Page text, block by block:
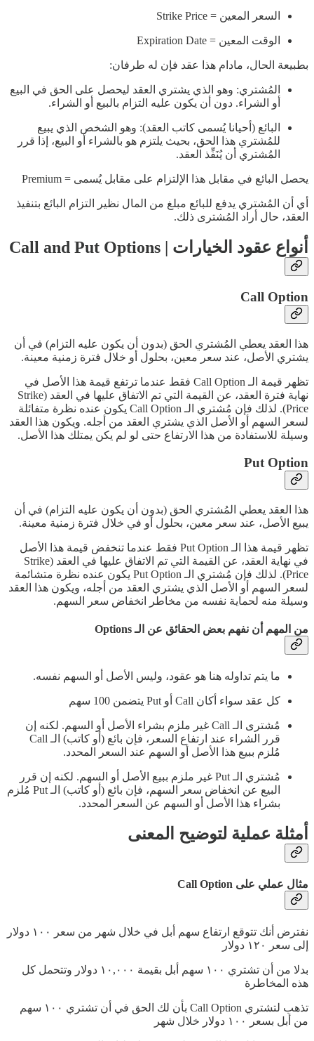
السعر المعين = Strike Price
الوقت المعين = Expiration Date
بطبيعة الحال، مادام هذا عقد فإن له طرفان:
المُشتري: وهو الذي يشتري العقد ليحصل على الحق في البيع
أو الشراء. دون أن يكون عليه التزام بالبيع أو الشراء.
البائع (أحيانا يُسمى كاتب العقد): وهو الشخص الذي يبيع
للمُشتري هذا الحق، بحيث يلتزم هو بالشراء أو البيع، إذا قرر
المُشتري أن يُنَفِّذ العقد.
يحصل البائع في مقابل هذا الإلتزام على مقابل يُسمى = Premium
أي أن المُشتري يدفع للبائع مبلغ من المال نظير التزام البائع بتنفيذ
العقد، حال أراد المُشترى ذلك.
أنواع عقود الخيارات | Call and Put Options
Call Option
هذا العقد يعطي المُشتري الحق (بدون أن يكون عليه التزام) في أن
يشتري الأصل، عند سعر معين، بحلول أو خلال فترة زمنية معينة.
تظهر قيمة الـ Call Option فقط عندما ترتفع قيمة هذا الأصل في
نهاية فترة العقد، عن القيمة التي تم الاتفاق عليها في العقد (Strike
Price). لذلك فإن مُشتري الـ Call Option يكون عنده نظرة متفائلة
لسعر السهم أو الأصل الذي يشتري العقد من أجله. ويكون هذا العقد
وسيلة للاستفادة من هذا الارتفاع حتى لو لم يكن يمتلك هذا الأصل.
Put Option
هذا العقد يعطي المُشتري الحق (بدون أن يكون عليه التزام) في أن
يبيع الأصل، عند سعر معين، بحلول أو في خلال فترة زمنية معينة.
تظهر قيمة هذا الـ Put Option فقط عندما تنخفض قيمة هذا الأصل
في نهاية العقد، عن القيمة التي تم الاتفاق عليها في العقد (Strike
Price). لذلك فإن مُشتري الـ Put Option يكون عنده نظرة متشائمة
لسعر السهم أو الأصل الذي يشتري العقد من أجله، ويكون هذا العقد
وسيلة منه لحماية نفسه من مخاطر انخفاض سعر السهم.
من المهم أن نفهم بعض الحقائق عن الـ Options
ما يتم تداوله هنا هو عقود، وليس الأصل أو السهم نفسه.
كل عقد سواء أكان Call أو Put يتضمن 100 سهم
مُشترى الـ Call غير ملزم بشراء الأصل أو السهم. لكنه إن
قرر الشراء عند ارتفاع السعر، فإن بائع (أو كاتب) الـ Call
مُلزم ببيع هذا الأصل أو السهم عند السعر المحدد.
مُشتري الـ Put غير ملزم ببيع الأصل أو السهم. لكنه إن قرر
البيع عن انخفاض سعر السهم، فإن بائع (أو كاتب) الـ Put مُلزم
بشراء هذا الأصل أو السهم عن السعر المحدد.
أمثلة عملية لتوضيح المعنى
مثال عملي على Call Option
نفترض أنك تتوقع ارتفاع سهم أبل في خلال شهر من سعر ١٠٠ دولار
إلى سعر ١٢٠ دولار
بدلا من أن تشتري ١٠٠ سهم أبل بقيمة ١٠,٠٠٠ دولار وتتحمل كل
هذه المخاطرة
تذهب لتشتري Call Option بأن لك الحق في أن تشتري ١٠٠ سهم
من أبل بسعر ١٠٠ دولار خلال شهر